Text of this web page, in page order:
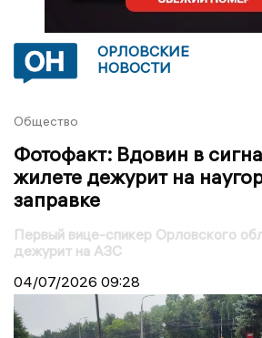
ОРЛОВСКИЕ
НОВОСТИ
Общество
Фотофакт: Вдовин в
жилете дежурит на
заправке
Первый вице-спикер Орловского
дежурит на АЗС
04/07/2026 09:28